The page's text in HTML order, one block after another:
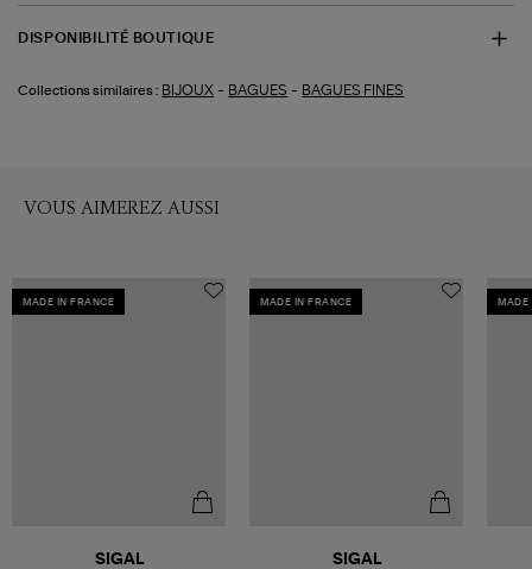
DISPONIBILITÉ BOUTIQUE
Collections similaires : BIJOUX - BAGUES - BAGUES FINES
VOUS AIMEREZ AUSSI
MADE IN FRANCE
SIGAL
MADE IN FRANCE
SIGAL
MADE